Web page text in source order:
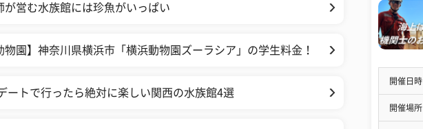
営む水族館には珍魚がいっぱい
物園】神奈川県横浜市「横浜動物園ズーラシア」の学生料金！
ートで行ったら絶対に楽しい関西の水族館4選
開催日時
開催場所